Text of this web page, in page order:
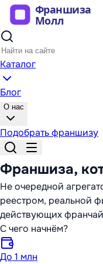
Каталог
Блог
О нас
Подобрать франшизу
Франшиза,
Не очередной
реестром, реальной
действующих
С чего начнём?
До 1 млн